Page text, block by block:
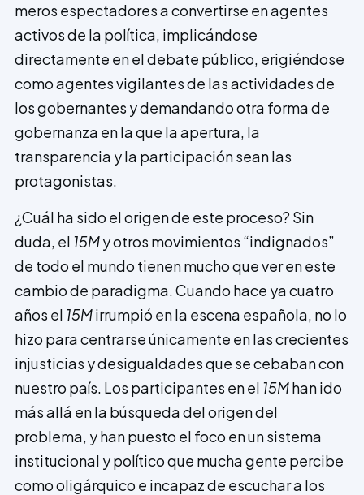
meros espectadores a convertirse en agentes
activos de la política, implicándose
directamente en el debate público, erigiéndose
como agentes vigilantes de las actividades de
los gobernantes y demandando otra forma de
gobernanza en la que la aper­tura, la
transparencia y la participación sean las
protagonistas.
¿Cuál ha sido el origen de este proceso? Sin
duda, el 15My otros movimientos “indignados”
de todo el mundo tienen mucho que ver en este
cambio de paradigma. Cuando hace ya cuatro
años el 15Mirrumpió en la escena española, no lo
hizo para centrarse únicamente en las crecientes
injusticias y desigualdades que se cebaban con
nuestro país. Los participantes en el 15Mhan ido
más allá en la búsqueda del origen del
problema, y han puesto el foco en un sistema
institucional y político que mucha gente percibe
como oligárquico e incapaz de escuchar a los